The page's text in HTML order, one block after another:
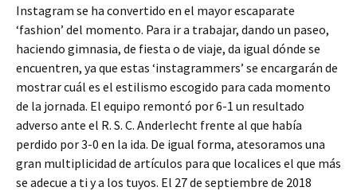
Instagram se ha convertido en el mayor escaparate
‘fashion’ del momento. Para ir a trabajar, dando un paseo,
haciendo gimnasia, de fiesta o de viaje, da igual dónde se
encuentren, ya que estas ‘instagrammers’ se encargarán de
mostrar cuál es el estilismo escogido para cada momento
de la jornada. El equipo remontó por 6-1 un resultado
adverso ante el R. S. C. Anderlecht frente al que había
perdido por 3-0 en la ida. De igual forma, atesoramos una
gran multiplicidad de artículos para que localices el que más
se adecue a ti y a los tuyos. El 27 de septiembre de 2018